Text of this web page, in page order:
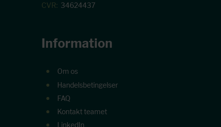
CVR: 34624437
Information
Om os
Handelsbetingelser
FAQ
Kontakt teamet
LinkedIn